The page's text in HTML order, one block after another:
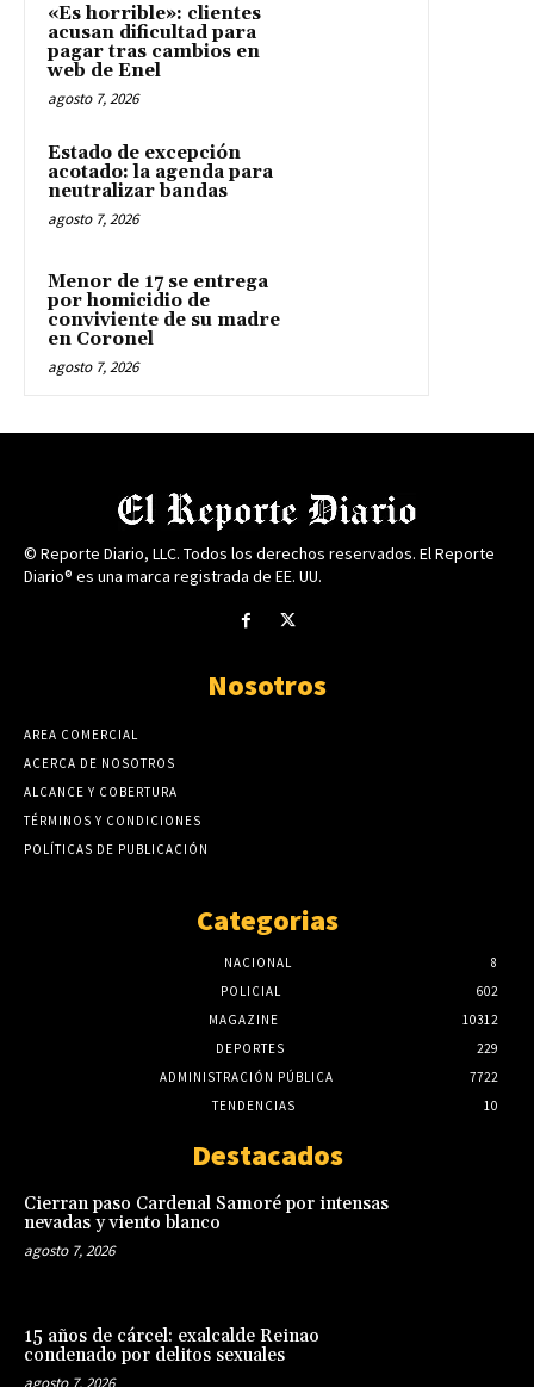
«Es horrible»: clientes
acusan dificultad para
pagar tras cambios en
web de Enel
agosto 7, 2026
Estado de excepción
acotado: la agenda para
neutralizar bandas
agosto 7, 2026
Menor de 17 se entrega
por homicidio de
conviviente de su madre
en Coronel
agosto 7, 2026
© Reporte Diario, LLC. Todos los derechos reservados. El Reporte
Diario® es una marca registrada de EE. UU.
Nosotros
AREA COMERCIAL
ACERCA DE NOSOTROS
ALCANCE Y COBERTURA
TÉRMINOS Y CONDICIONES
POLÍTICAS DE PUBLICACIÓN
Categorias
NACIONAL
8
POLICIAL
602
MAGAZINE
10312
DEPORTES
229
ADMINISTRACIÓN PÚBLICA
7722
TENDENCIAS
10
Destacados
Cierran paso Cardenal Samoré por intensas
nevadas y viento blanco
agosto 7, 2026
15 años de cárcel: exalcalde Reinao
condenado por delitos sexuales